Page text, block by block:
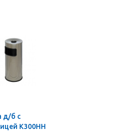
д/б с
К300НН